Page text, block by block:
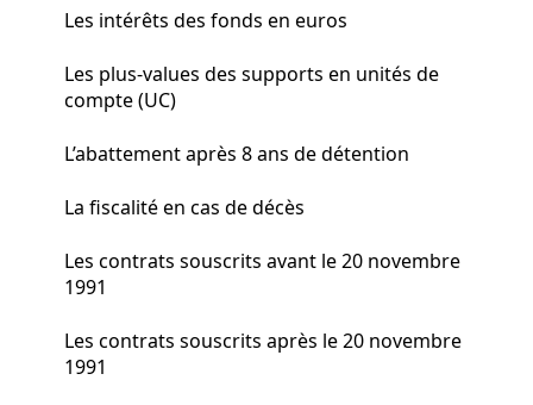
Les intérêts des fonds en euros
Les plus-values des supports en unités de
compte (UC)
L’abattement après 8 ans de détention
La fiscalité en cas de décès
Les contrats souscrits avant le 20 novembre
1991
Les contrats souscrits après le 20 novembre
1991